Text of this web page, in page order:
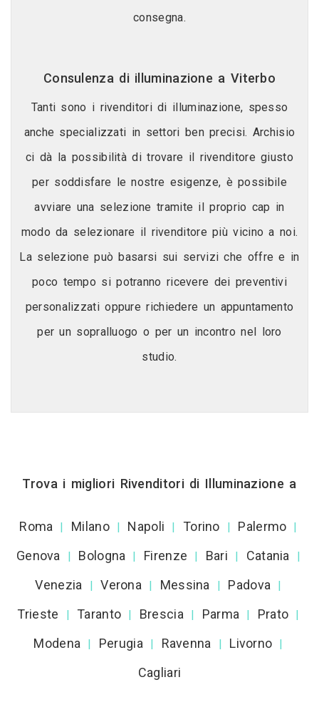
consegna.
Consulenza di illuminazione a Viterbo
Tanti sono i rivenditori di illuminazione, spesso
anche specializzati in settori ben precisi. Archisio
ci dà la possibilità di trovare il rivenditore giusto
per soddisfare le nostre esigenze, è possibile
avviare una selezione tramite il proprio cap in
modo da selezionare il rivenditore più vicino a noi.
La selezione può basarsi sui servizi che offre e in
poco tempo si potranno ricevere dei preventivi
personalizzati oppure richiedere un appuntamento
per un sopralluogo o per un incontro nel loro
studio.
Trova i migliori Rivenditori di Illuminazione a
Roma | Milano | Napoli | Torino | Palermo |
Genova | Bologna | Firenze | Bari | Catania |
Venezia | Verona | Messina | Padova |
Trieste | Taranto | Brescia | Parma | Prato |
Modena | Perugia | Ravenna | Livorno |
Cagliari